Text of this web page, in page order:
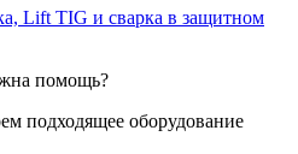
Lift TIG и сварка в защитном
помощь?
подходящее оборудование